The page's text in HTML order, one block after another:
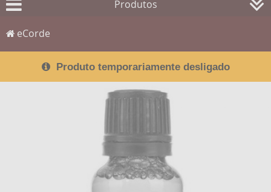
Produtos
eCorde
Produto temporariamente desligado